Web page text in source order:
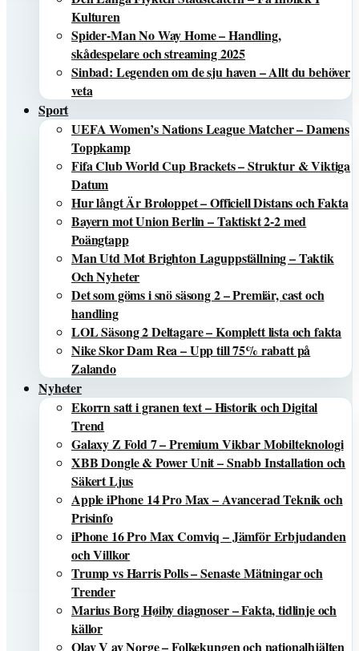
Kulturen
Spider-Man No Way Home – Handling,
skådespelare och streaming 2025
Sinbad: Legenden om de sju haven – Allt du behöver
veta
Sport
UEFA Women’s Nations League Matcher – Damens
Toppkamp
Fifa Club World Cup Brackets – Struktur & Viktiga
Datum
Hur långt Är Broloppet – Officiell Distans och Fakta
Bayern mot Union Berlin – Taktiskt 2-2 med
Poängtapp
Man Utd Mot Brighton Laguppställning – Taktik
Och Nyheter
Det som göms i snö säsong 2 – Premiär, cast och
handling
LOL Säsong 2 Deltagare – Komplett lista och fakta
Nike Skor Dam Rea – Upp till 75% rabatt på
Zalando
Nyheter
Ekorrn satt i granen text – Historik och Digital
Trend
Galaxy Z Fold 7 – Premium Vikbar Mobilteknologi
XBB Dongle & Power Unit – Snabb Installation och
Säkert Ljus
Apple iPhone 14 Pro Max – Avancerad Teknik och
Prisinfo
iPhone 16 Pro Max Comviq – Jämför Erbjudanden
och Villkor
Trump vs Harris Polls – Senaste Mätningar och
Trender
Marius Borg Høiby diagnoser – Fakta, tidlinje och
källor
Olav V av Norge – Folkekungen och nationalhjälten